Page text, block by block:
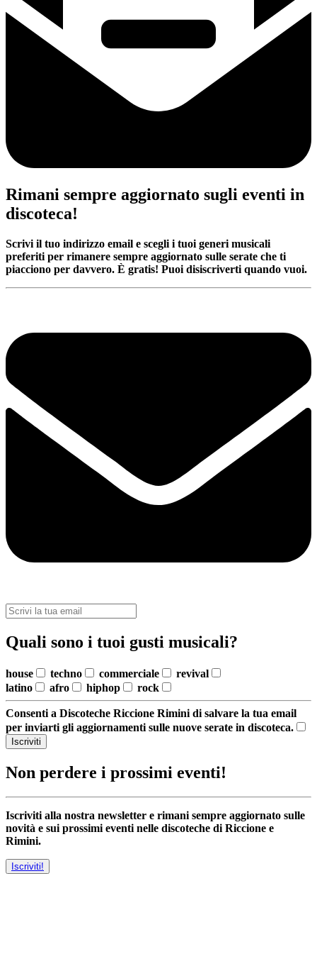
Rimani sempre aggiornato sugli eventi in
discoteca!
Scrivi il tuo indirizzo email e scegli i tuoi generi musicali
preferiti per rimanere sempre aggiornato sulle serate che ti
piacciono per davvero. È gratis! Puoi disiscriverti quando vuoi.
Quali sono i tuoi gusti musicali?
house techno commerciale
revival
latino
afro hiphop rock
Consenti a Discoteche Riccione Rimini di salvare la tua email
per inviarti gli aggiornamenti sulle nuove serate in discoteca.
Iscriviti
Non perdere i prossimi eventi!
Iscriviti alla nostra newsletter e rimani sempre aggiornato sulle
novità e sui prossimi eventi nelle discoteche di Riccione e
Rimini.
Iscriviti!